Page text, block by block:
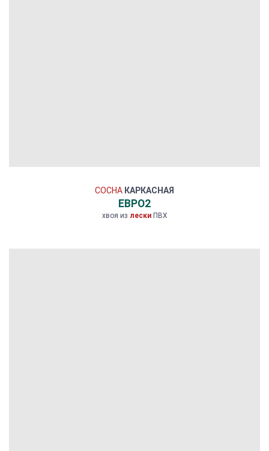
СОСНА КАРКАСНАЯ
ЕВРО2
хвоя из лескиПВХ